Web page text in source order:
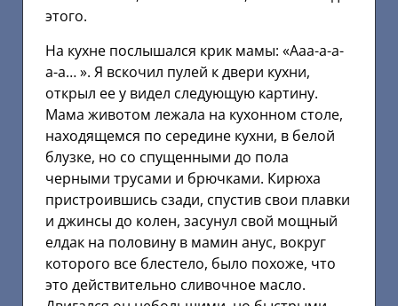
этого.
На кухне послышался крик мамы: «Ааа-а-а-
а-а… ». Я вскочил пулей к двери кухни,
открыл ее у видел следующую картину.
Мама животом лежала на кухонном столе,
находящемся по середине кухни, в белой
блузке, но со спущенными до пола
черными трусами и брючками. Кирюха
пристроившись сзади, спустив свои плавки
и джинсы до колен, засунул свой мощный
елдак на половину в мамин анус, вокруг
которого все блестело, было похоже, что
это действительно сливочное масло.